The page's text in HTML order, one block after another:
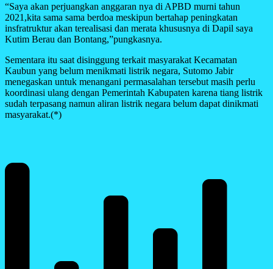
“Saya akan perjuangkan anggaran nya di APBD murni tahun
2021,kita sama sama berdoa meskipun bertahap peningkatan
insfratruktur akan terealisasi dan merata khususnya di Dapil saya
Kutim Berau dan Bontang,”pungkasnya.
Sementara itu saat disinggung terkait masyarakat Kecamatan
Kaubun yang belum menikmati listrik negara, Sutomo Jabir
menegaskan untuk menangani permasalahan tersebut masih perlu
koordinasi ulang dengan Pemerintah Kabupaten karena tiang listrik
sudah terpasang namun aliran listrik negara belum dapat dinikmati
masyarakat.(*)